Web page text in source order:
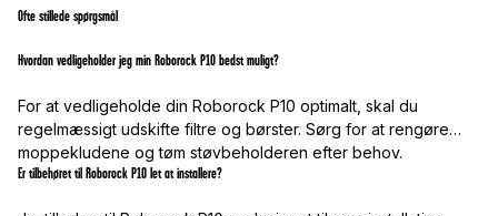
Ofte stillede spørgsmål
Hvordan vedligeholder jeg min Roborock P10 bedst muligt?
For at vedligeholde din Roborock P10 optimalt, skal du
regelmæssigt udskifte filtre og børster. Sørg for at rengøre
moppekludene og tøm støvbeholderen efter behov.
Er tilbehøret til Roborock P10 let at installere?